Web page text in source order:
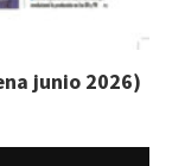
junio 2026)